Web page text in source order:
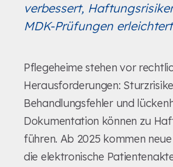
verbessert,
MDK-Prüfungen
Pflegeheime stehen vor
Herausforderungen:
Behandlungsfehler und
Dokumentation können zu
führen. Ab 2025 kommen
die elektronische